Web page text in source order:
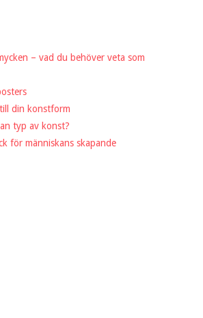
– vad du behöver veta som
din konstform
typ av konst?
för människans skapande